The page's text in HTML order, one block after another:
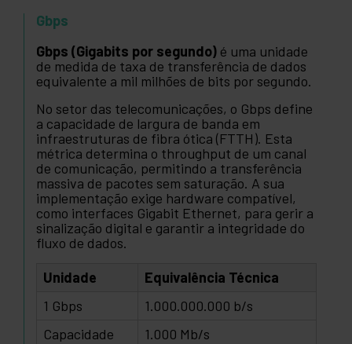
Gbps
Gbps (Gigabits por segundo) é uma unidade
de medida de taxa de transferência de dados
equivalente a mil milhões de bits por segundo.
No setor das telecomunicações, o Gbps define
a capacidade de largura de banda em
infraestruturas de fibra ótica (FTTH). Esta
métrica determina o throughput de um canal
de comunicação, permitindo a transferência
massiva de pacotes sem saturação. A sua
implementação exige hardware compatível,
como interfaces Gigabit Ethernet, para gerir a
sinalização digital e garantir a integridade do
fluxo de dados.
Unidade
Equivalência Técnica
1 Gbps
1.000.000.000 b/s
Capacidade
1.000 Mb/s